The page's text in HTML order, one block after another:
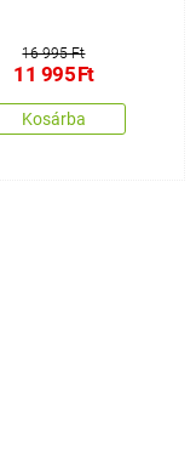
16 995 Ft
11 995Ft
Kosárba